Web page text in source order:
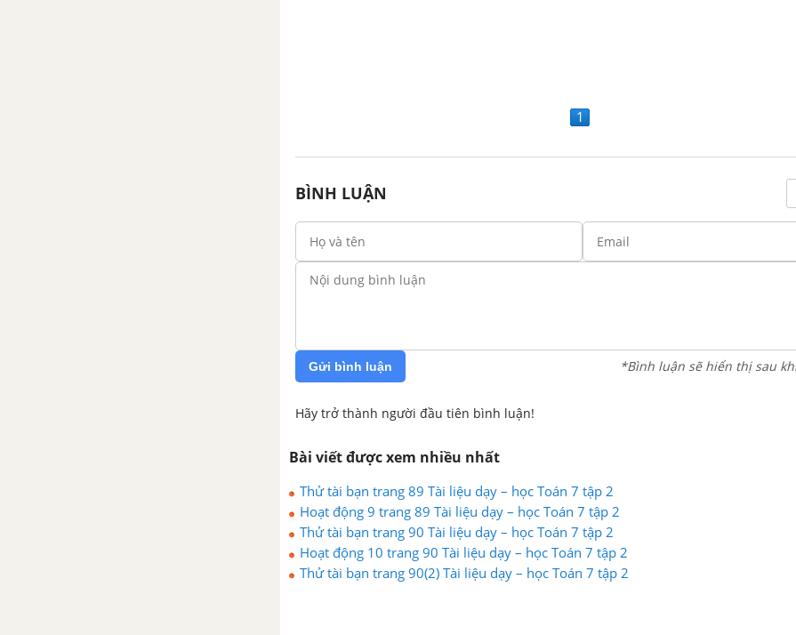
1
BÌNH LUẬN
Gửi bình luận *Bình luận sẽ hiển thị sau
Hãy trở thành người đầu tiên bình luận!
Bài viết được xem nhiều nhất
Thử tài bạn trang 89 Tài liệu dạy – học Toán 7 tập 2
Hoạt động 9 trang 89 Tài liệu dạy – học Toán 7 tập 2
Thử tài bạn trang 90 Tài liệu dạy – học Toán 7 tập 2
Hoạt động 10 trang 90 Tài liệu dạy – học Toán 7 tập 2
Thử tài bạn trang 90(2) Tài liệu dạy – học Toán 7 tập 2